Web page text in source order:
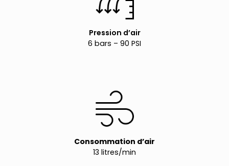
Pression d’air
6 bars – 90 PSI
Consommation d’air
13 litres/min